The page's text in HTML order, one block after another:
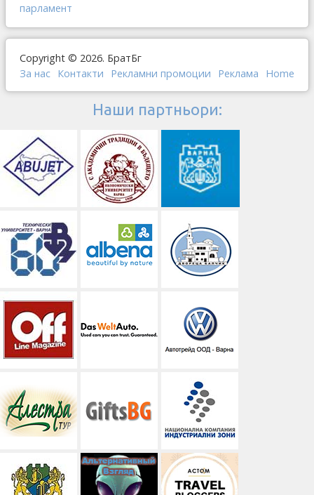
парламент
Copyright © 2026. БратБг
За нас Контакти Рекламни промоции Реклама Home
Наши партньори: